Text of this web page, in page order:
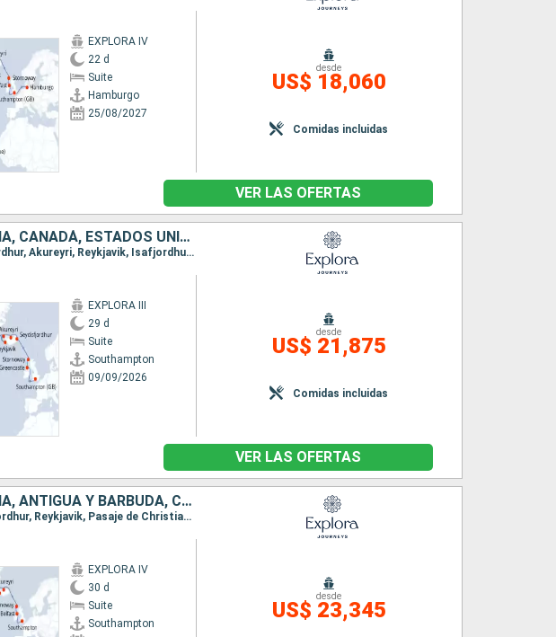
EXPLORA IV
22 d
Suite
Hamburgo
25/08/2027
desde
US$ 18,060
Comidas incluidas
VER LAS OFERTAS
IRLANDA, REINO UNIDO, ISLANDIA, GROENLANDIA, CANADÁ, ESTADOS UNIDOS
Itinerario : Southampton, Greencastle, Stornoway, Seydisfjordhur, Akureyri, Reykjavik, Isafjordhur, Pasaje de Christian Sund, Paamiut, Nanortalik, Corner Brook, Havre Saint Pierre, Quebec, |La baie, Siete Islas, Charlottetown, Sidney, Halifax, Newport, Nueva York
EXPLORA III
29 d
Suite
Southampton
09/09/2026
desde
US$ 21,875
Comidas incluidas
VER LAS OFERTAS
IRLANDA, REINO UNIDO, ISLANDIA, GROENLANDIA, ANTIGUA Y BARBUDA, CANADÁ, ESTADOS UNIDOS
Itinerario : Southampton, Belfast, Stornoway, Akureyri, Isafjordhur, Reykjavik, Pasaje de Christian Sund, Paamiut, Qaqortoq, Saint John's, Saint-Pierre (Martinique), Quebec, |La baie, Siete Islas, Sidney, Halifax, Boston, Nueva York
EXPLORA IV
30 d
Suite
Southampton
desde
US$ 23,345